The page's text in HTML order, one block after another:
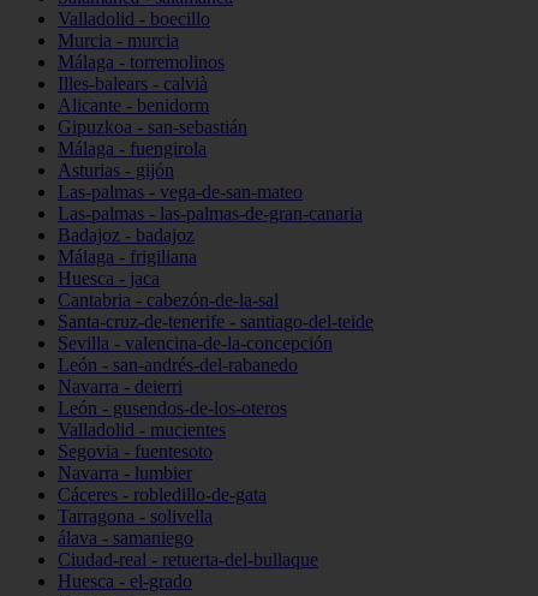
Valladolid - boecillo
Murcia - murcia
Málaga - torremolinos
Illes-balears - calvià
Alicante - benidorm
Gipuzkoa - san-sebastián
Málaga - fuengirola
Asturias - gijón
Las-palmas - vega-de-san-mateo
Las-palmas - las-palmas-de-gran-canaria
Badajoz - badajoz
Málaga - frigiliana
Huesca - jaca
Cantabria - cabezón-de-la-sal
Santa-cruz-de-tenerife - santiago-del-teide
Sevilla - valencina-de-la-concepción
León - san-andrés-del-rabanedo
Navarra - deierri
León - gusendos-de-los-oteros
Valladolid - mucientes
Segovia - fuentesoto
Navarra - lumbier
Cáceres - robledillo-de-gata
Tarragona - solivella
álava - samaniego
Ciudad-real - retuerta-del-bullaque
Huesca - el-grado